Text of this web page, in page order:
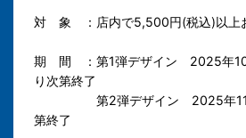
対 象 ：店内で5,500円(税込)以上
期 間 ：第1弾デザイン 2025年10
り次第終了
第2弾デザイン 2025年11月1
第終了